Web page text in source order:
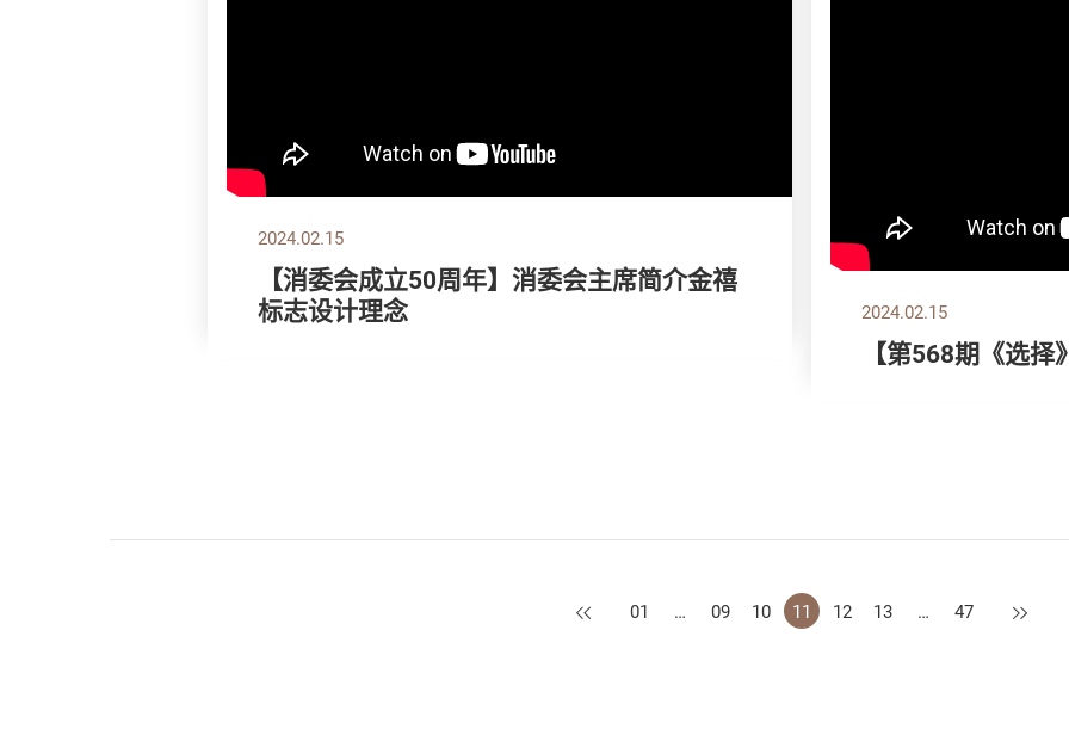
2024.02.15
【消委会成立50周年】消委会主席简介金禧
标志设计理念
2024.02.15
【第568期《选
上一页
01 … 09 10 11 12 13 … 47 下一页